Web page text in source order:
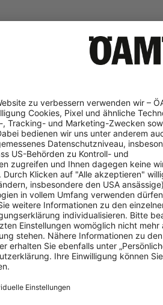
Schwächen
Der Kindersitz steht
im Fahrzeug